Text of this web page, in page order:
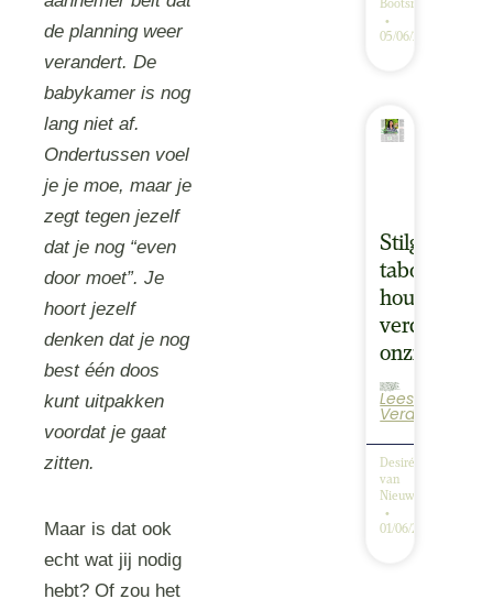
de planning weer
verandert. De
babykamer is nog
lang niet af.
Ondertussen voel
je je moe, maar je
zegt tegen jezelf
dat je nog “even
door moet”. Je
hoort jezelf
denken dat je nog
best één doos
kunt uitpakken
voordat je gaat
zitten.
Maar is dat ook
echt wat jij nodig
hebt? Of zou het
Bootsma
05/06/2026
taboe
houdt
verdriet
onzichtbaar
Lees
Verder
Desirée
van
Nieuwenhoven
01/06/2026